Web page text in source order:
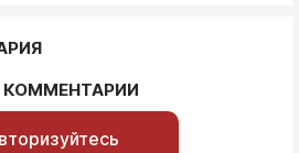
КОММЕНТАРИИ